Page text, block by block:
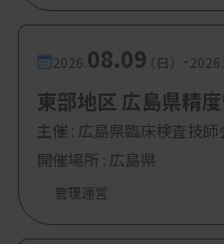
2026. 08.09（日） -2026.
東部地区 広島県精
主催 : 広島県臨床検査技師
開催場所 : 広島県
管理運営